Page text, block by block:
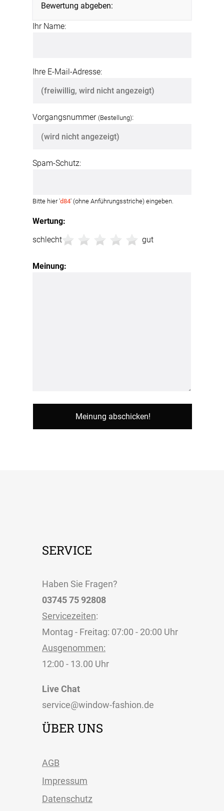
Bewertung abgeben:
Wertung:
schlecht
gut
Meinung:
Ihr Name:
Ihre E-Mail-Adresse:
Vorgangsnummer (Bestellung):
Spam-Schutz:
Bitte hier 'd84' (ohne Anführungsstriche) eingeben.
SERVICE
Haben Sie Fragen?
03745 75 92808
Servicezeiten:
Montag - Freitag: 07:00 - 20:00 Uhr
Ausgenommen:
12:00 - 13.00 Uhr
Live Chat
service@window-fashion.de
ÜBER UNS
AGB
Impressum
Datenschutz